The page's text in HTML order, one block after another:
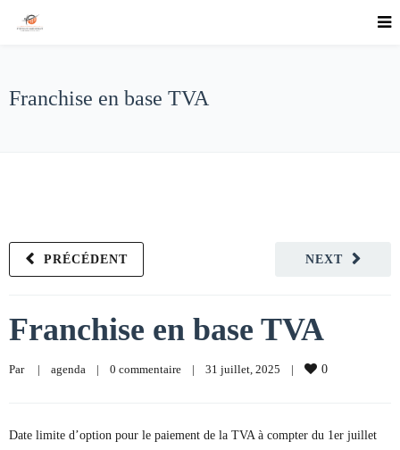
Franchise en base TVA
NEXT
PRÉCÉDENT
Franchise en base TVA
Par | agenda | 0 commentaire | 31 juillet, 2025 | 0
Date limite d’option pour le paiement de la TVA à compter du 1er juillet